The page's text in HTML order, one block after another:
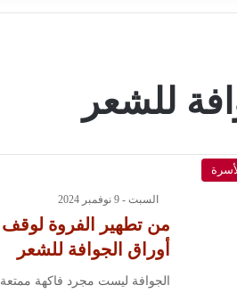
للشعر
السبت - 9 نوفمبر 2024
من تطهير الفروة لوقف
أوراق الجوافة للشعر
الجوافة ليست مجرد فاكهة